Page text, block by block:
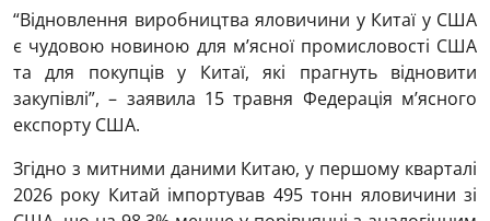
“Відновлення виробництва яловичини у Китаї у США
є чудовою новиною для м’ясної промисловості США
та для покупців у Китаї, які прагнуть відновити
закупівлі”, – заявила 15 травня Федерація м’ясного
експорту США.
Згідно з митними даними Китаю, у першому кварталі
2026 року Китай імпортував 495 тонн яловичини зі